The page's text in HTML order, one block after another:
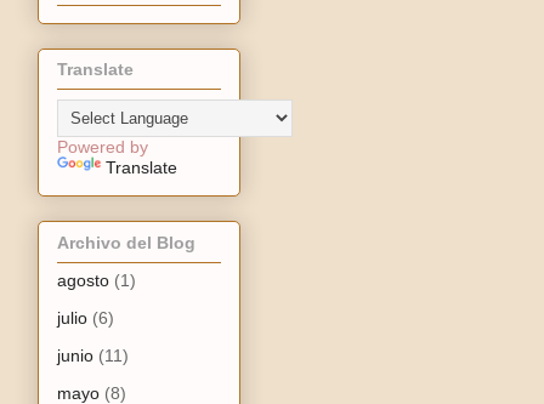
Translate
Powered by
Translate
Archivo del Blog
agosto (1)
julio (6)
junio (11)
mayo (8)